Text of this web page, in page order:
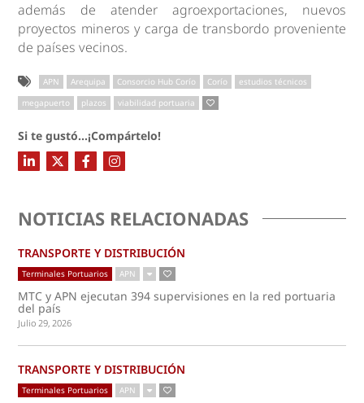
además de atender agroexportaciones, nuevos
proyectos mineros y carga de transbordo proveniente
de países vecinos.
APN Arequipa Consorcio Hub Corío Corío
estudios técnicos
megapuerto
plazos viabilidad portuaria
Si te gustó...¡Compártelo!
NOTICIAS RELACIONADAS
TRANSPORTE Y DISTRIBUCIÓN
Terminales Portuarios APN
MTC y APN ejecutan 394 supervisiones en la red portuaria
del país
Julio 29, 2026
TRANSPORTE Y DISTRIBUCIÓN
Terminales Portuarios APN